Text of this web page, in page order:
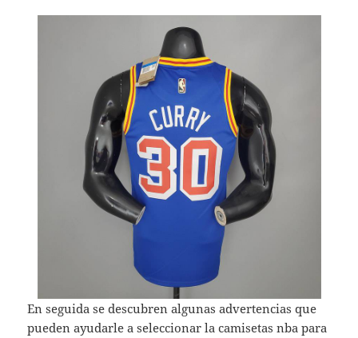
En seguida se descubren algunas advertencias que
pueden ayudarle a seleccionar la camisetas nba para